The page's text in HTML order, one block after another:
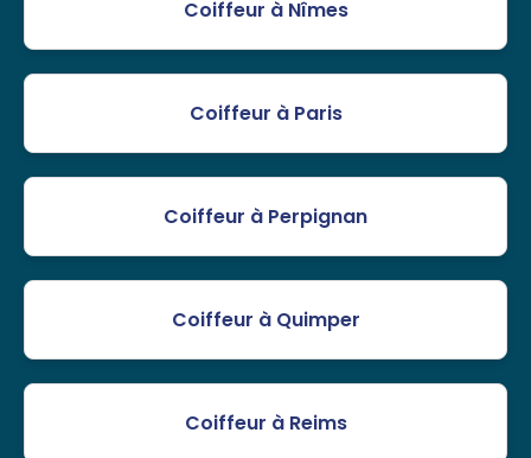
Coiffeur à Nîmes
Coiffeur à Paris
Coiffeur à Perpignan
Coiffeur à Quimper
Coiffeur à Reims